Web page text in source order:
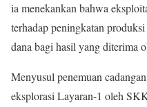
ia menekankan bahwa
terhadap peningkatan
dana bagi hasil yang diterima
Menyusul penemuan
eksplorasi Layaran-1 oleh